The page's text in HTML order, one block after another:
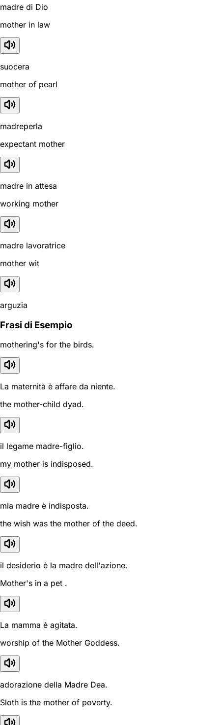
madre di Dio
mother in law
suocera
mother of pearl
madreperla
expectant mother
madre in attesa
working mother
madre lavoratrice
mother wit
arguzia
Frasi di Esempio
mothering's for the birds.
La maternità è affare da niente.
the mother-child dyad.
il legame madre-figlio.
my mother is indisposed.
mia madre è indisposta.
the wish was the mother of the deed.
il desiderio è la madre dell'azione.
Mother's in a pet .
La mamma è agitata.
worship of the Mother Goddess.
adorazione della Madre Dea.
Sloth is the mother of poverty.